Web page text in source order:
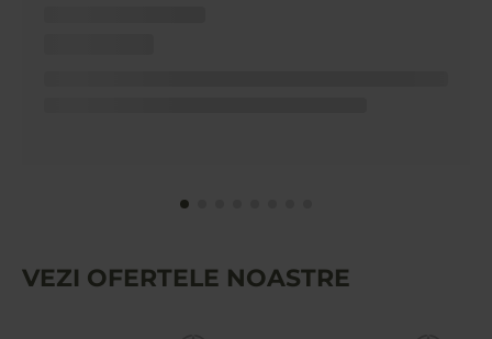
VEZI OFERTELE NOASTRE